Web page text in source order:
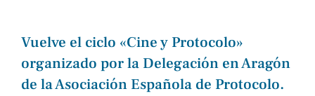
Vuelve el ciclo «Cine y Protocolo»
organizado por la Delegación en Aragón
de la Asociación Española de Protocolo.